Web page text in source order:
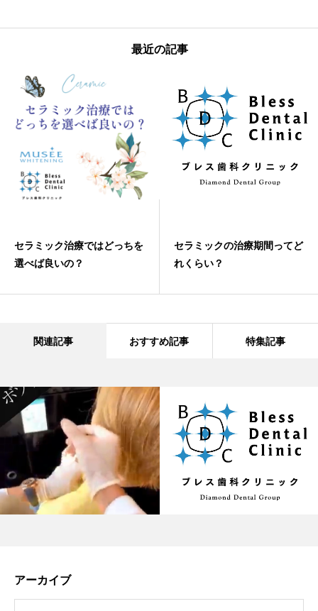
最近の記事
セラミック治療ではどっちを
選べば良いの？
セラミックの治療期間ってど
れくらい？
関連記事 おすすめ記事 特集記事
アーカイブ